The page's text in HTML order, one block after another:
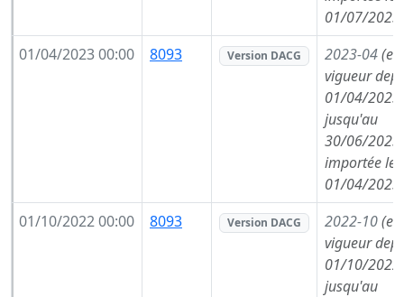
01/07/2023)
01/04/2023 00:00
8093 Version DACG 2023-04(en
vigueur
01/04/2023,
jusqu'au
30/06/2023,
importée le
01/04/2023)
01/10/2022 00:00
8093 Version DACG 2022-10(en
vigueur
01/10/2022,
jusqu'au